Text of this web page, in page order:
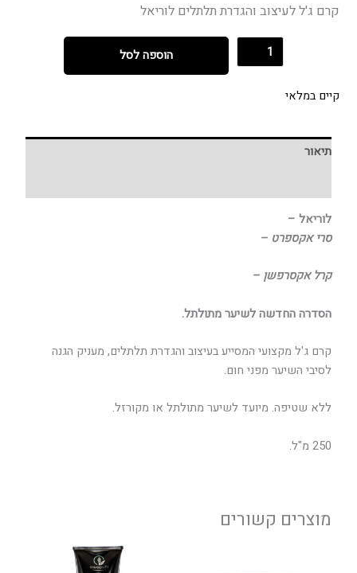
קרם ג'ל לעיצוב והגדרת תלתלים לוריאל
הוספה לסל
קיים במלאי
תיאור
לוריאל –
סרי אקספרט –
קרל אקסרפשן –
הסדרה החדשה לשיער מתולתל.
קרם ג'ל מקצועי המסייע בעיצוב והגדרת תלתלים, מעניק הגנה
לסיבי השיער מפני חום.
ללא שטיפה. מיועד לשיער מתולתל או מקורזל.
250 מ"ל.
מוצרים קשורים